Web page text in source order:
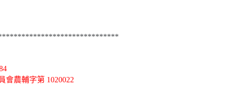
會農輔字第 1020022